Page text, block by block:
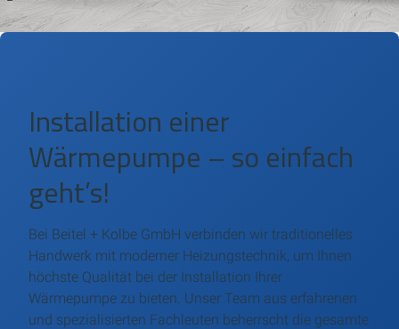
Installation einer
Wärmepumpe – so einfach
geht’s!
Bei Beitel + Kolbe GmbH verbinden wir traditionelles
Handwerk mit moderner Heizungstechnik, um Ihnen
höchste Qualität bei der Installation Ihrer
Wärmepumpe zu bieten. Unser Team aus erfahrenen
und spezialisierten Fachleuten beherrscht die gesamte